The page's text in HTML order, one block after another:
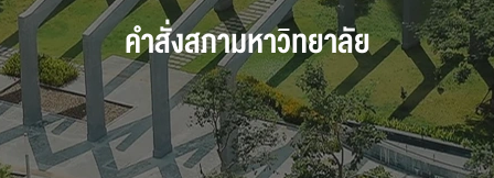
คำสั่งสภามหาวิทยาลัย